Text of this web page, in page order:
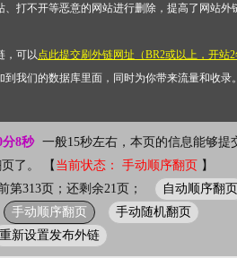
打不开等恶意的网站进行删除，提高了网站外
，可以点此提交刷外链网址（BR2或以上，开站
到我们的数据库里面，同时为你带来流量和收录
分8秒
一般15秒左右，本页的信息能够提
了。 【 当前状态： 手动顺序翻页 】
第313页；还剩余21页；
自动顺序翻页
手动顺序翻页
手动随机翻页
重新设置发布外链